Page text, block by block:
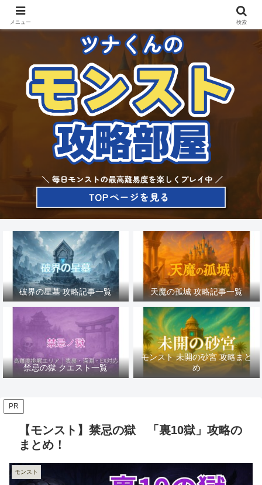
破界の星墓 攻略記事一覧 天魔の孤城 攻略記事一覧
禁忌の獄 クエスト一覧
モンスト 未開の砂宮 攻略まと
め
PR
【モンスト】禁忌の獄 「裏10獄」攻略の
まとめ！
モンスト
メニュー 検索